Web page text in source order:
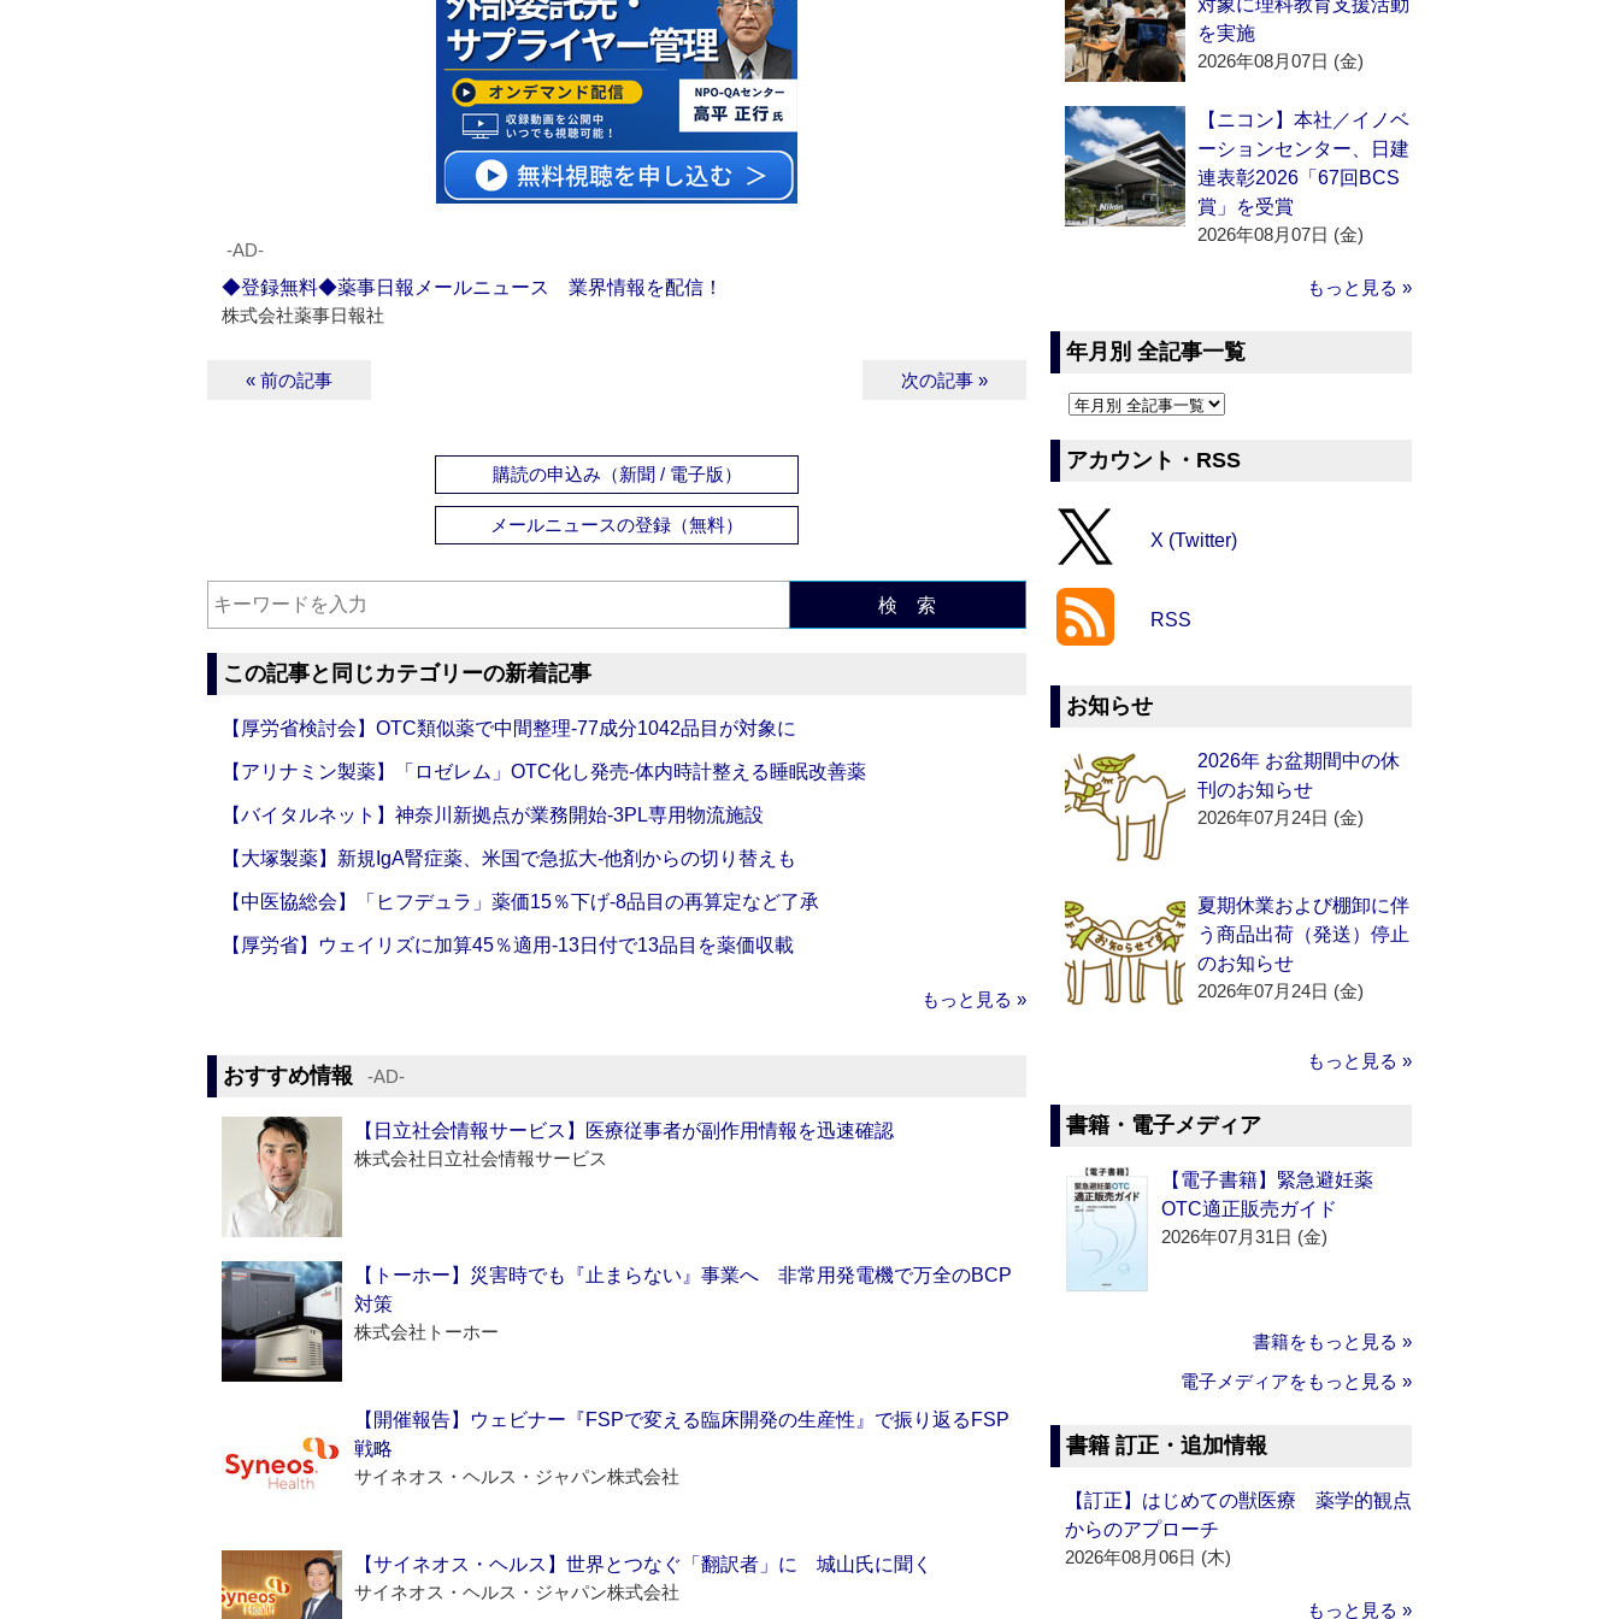
‐AD‐
◆登録無料◆薬事日報メールニュース 業界情報を配信！
株式会社薬事日報社
« 前の記事 次の記事 »
購読の申込み（新聞 / 電子版）
メールニュースの登録（無料）
検 索
この記事と同じカテゴリーの新着記事
【厚労省検討会】OTC類似薬で中間整理‐77成分1042品目が対象に
【アリナミン製薬】「ロゼレム」OTC化し発売‐体内時計整える睡眠改善薬
【バイタルネット】神奈川新拠点が業務開始‐3PL専用物流施設
【大塚製薬】新規IgA腎症薬、米国で急拡大‐他剤からの切り替えも
【中医協総会】「ヒフデュラ」薬価15％下げ‐8品目の再算定など了承
【厚労省】ウェイリズに加算45％適用‐13日付で13品目を薬価収載
もっと見る »
おすすめ情報 ‐AD‐
【日立社会情報サービス】医療従事者が副作用情報を迅速確認
株式会社日立社会情報サービス
【トーホー】災害時でも『止まらない』事業へ 非常用発電機で万全のBCP
対策
株式会社トーホー
【開催報告】ウェビナー『FSPで変える臨床開発の生産性』で振り返るFSP
戦略
サイネオス・ヘルス・ジャパン株式会社
【サイネオス・ヘルス】世界とつなぐ「翻訳者」に 城山氏に聞く
サイネオス・ヘルス・ジャパン株式会社
対象に理科教育支援活動
を実施
2026年08月07日 (金)
【ニコン】本社／イノベ
ーションセンター、日建
連表彰2026「67回BCS
賞」を受賞
2026年08月07日 (金)
もっと見る »
年月別 全記事一覧
アカウント・RSS
X (Twitter)
RSS
お知らせ
2026年 お盆期間中の休
刊のお知らせ
2026年07月24日 (金)
夏期休業および棚卸に伴
う商品出荷（発送）停止
のお知らせ
2026年07月24日 (金)
もっと見る »
書籍・電子メディア
【電子書籍】緊急避妊薬
OTC適正販売ガイド
2026年07月31日 (金)
書籍をもっと見る »
電子メディアをもっと見る »
書籍 訂正・追加情報
【訂正】はじめての獣医療 薬学的観点
からのアプローチ
2026年08月06日 (木)
もっと見る »